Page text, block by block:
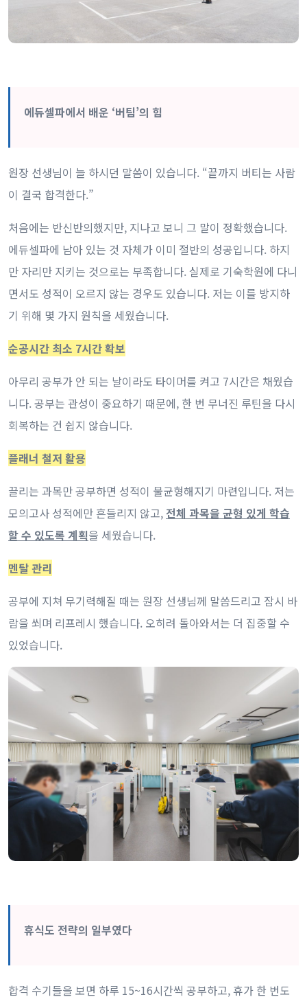
에듀셀파에서 배운 ‘버팀’의 힘
원장 선생님이 늘 하시던 말씀이 있습니다. “끝까지 버티는 사람
이 결국 합격한다.”
처음에는 반신반의했지만, 지나고 보니 그 말이 정확했습니다.
에듀셀파에 남아 있는 것 자체가 이미 절반의 성공입니다. 하지
만 자리만 지키는 것으로는 부족합니다. 실제로 기숙학원에 다니
면서도 성적이 오르지 않는 경우도 있습니다. 저는 이를 방지하
기 위해 몇 가지 원칙을 세웠습니다.
순공시간 최소 7시간 확보
아무리 공부가 안 되는 날이라도 타이머를 켜고 7시간은 채웠습
니다. 공부는 관성이 중요하기 때문에, 한 번 무너진 루틴을 다시
회복하는 건 쉽지 않습니다.
플래너 철저 활용
끌리는 과목만 공부하면 성적이 불균형해지기 마련입니다. 저는
모의고사 성적에만 흔들리지 않고, 전체 과목을 균형 있게 학습
할 수 있도록 계획을 세웠습니다.
멘탈 관리
공부에 지쳐 무기력해질 때는 원장 선생님께 말씀드리고 잠시 바
람을 쐬며 리프레시 했습니다. 오히려 돌아와서는 더 집중할 수
있었습니다.
휴식도 전략의 일부였다
합격 수기들을 보면 하루 15~16시간씩 공부하고, 휴가 한 번도